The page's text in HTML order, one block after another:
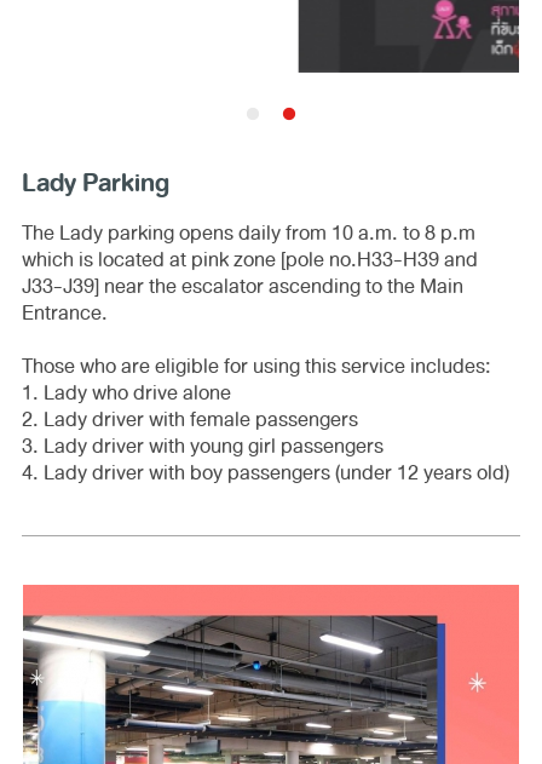
Lady Parking
The Lady parking opens daily from 10 a.m. to 8 p.m
which is located at pink zone [pole no.H33-H39 and
J33-J39] near the escalator ascending to the Main
Entrance.
Those who are eligible for using this service includes:
1. Lady who drive alone
2. Lady driver with female passengers
3. Lady driver with young girl passengers
4. Lady driver with boy passengers (under 12 years old)